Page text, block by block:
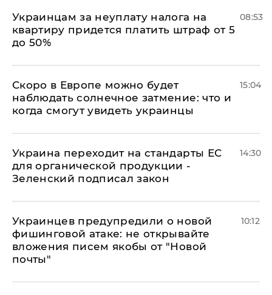
Украинцам за неуплату налога на
квартиру придется платить штраф от 5
до 50%
08:53
Скоро в Европе можно будет
наблюдать солнечное затмение: что и
когда смогут увидеть украинцы
15:04
Украина переходит на стандарты ЕС
для органической продукции -
Зеленский подписал закон
14:30
Украинцев предупредили о новой
фишинговой атаке: не открывайте
вложения писем якобы от "Новой
почты"
10:12